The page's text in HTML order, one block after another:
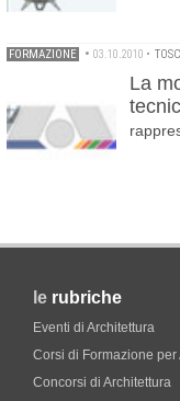
FORMAZIONE • 03.10.2010 •
La
le rubriche
Eventi di Architettura
Corsi di Formazione per
Concorsi di Architettura